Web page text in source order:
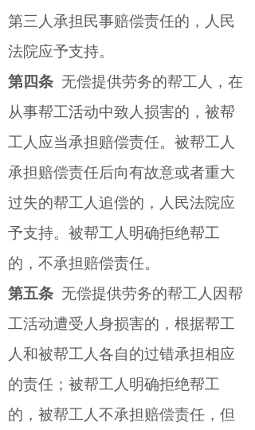
第三人承担民事赔偿责任的，人民
法院应予支持。
第四条 无偿提供劳务的帮工人，在
从事帮工活动中致人损害的，被帮
工人应当承担赔偿责任。被帮工人
承担赔偿责任后向有故意或者重大
过失的帮工人追偿的，人民法院应
予支持。被帮工人明确拒绝帮工
的，不承担赔偿责任。
第五条 无偿提供劳务的帮工人因帮
工活动遭受人身损害的，根据帮工
人和被帮工人各自的过错承担相应
的责任；被帮工人明确拒绝帮工
的，被帮工人不承担赔偿责任，但